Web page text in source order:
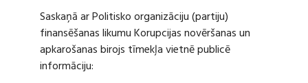
Saskaņā ar Politisko organizāciju (partiju)
finansēšanas likumu Korupcijas novēršanas un
apkarošanas birojs tīmekļa vietnē publicē
informāciju: